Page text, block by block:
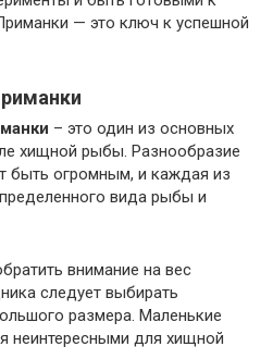
— это ключ к успешной
– это один из основных
хищной рыбы. Разнообразие
быть огромным, и каждая из
вида рыбы и
внимание на вес
следует выбирать
размера. Маленькие
неинтересными для хищной